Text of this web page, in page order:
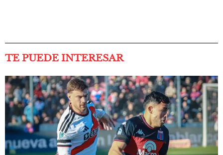
TE PUEDE INTERESAR